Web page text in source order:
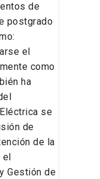
de
postgrado
el
como
ha
se
de
de la
Gestión de